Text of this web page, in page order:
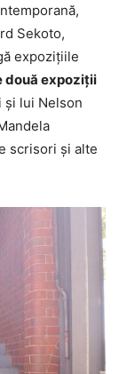
Sekoto,
expoziţiile
două expoziţii
şi lui Nelson
scrisori şi alte